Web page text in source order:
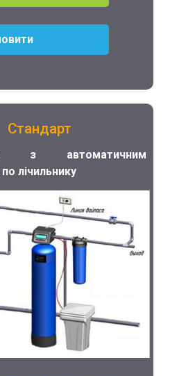
Стандарт
з автоматичним
лічильнику